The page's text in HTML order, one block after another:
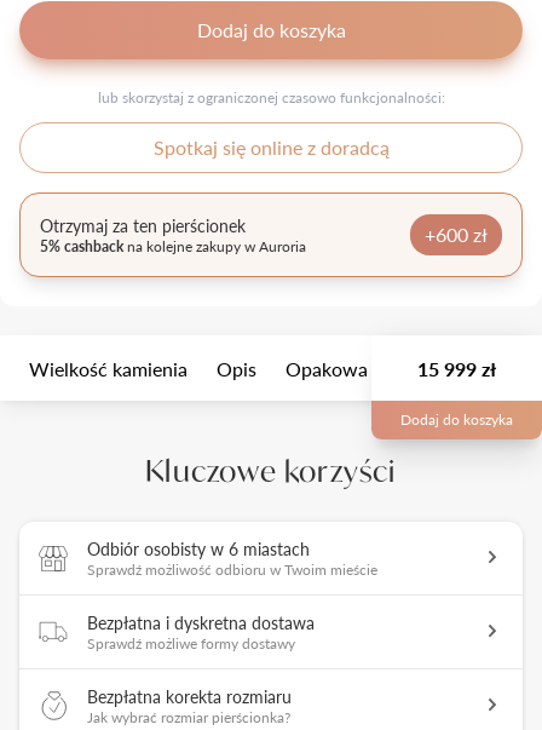
Dodaj do koszyka
lub skorzystaj z ograniczonej czasowo funkcjonalności:
Spotkaj się online z doradcą
Otrzymaj za ten pierścionek
5% cashbackna kolejne zakupy w Auroria +600 zł
Wielkość kamienia Opis Opakowanie Manufaktura
15 999 zł
Dodaj do koszyka
Kluczowe korzyści
Odbiór osobisty w 6 miastach
Sprawdź możliwość odbioru w Twoim mieście
Bezpłatna i dyskretna dostawa
Sprawdź możliwe formy dostawy
Bezpłatna korekta rozmiaru
Jak wybrać rozmiar pierścionka?